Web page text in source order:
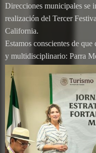
Direcciones municipales se
realización del Tercer
California.
Estamos conscientes de
y multidisciplinario: Parra